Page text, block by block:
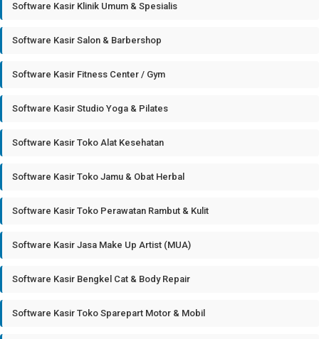
Software Kasir Klinik Umum & Spesialis
Software Kasir Salon & Barbershop
Software Kasir Fitness Center / Gym
Software Kasir Studio Yoga & Pilates
Software Kasir Toko Alat Kesehatan
Software Kasir Toko Jamu & Obat Herbal
Software Kasir Toko Perawatan Rambut & Kulit
Software Kasir Jasa Make Up Artist (MUA)
Software Kasir Bengkel Cat & Body Repair
Software Kasir Toko Sparepart Motor & Mobil